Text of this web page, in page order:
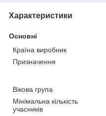
Характеристики
Основні
Країна виробник
Призначення
Вікова група
Мінімальна кількість
учасників